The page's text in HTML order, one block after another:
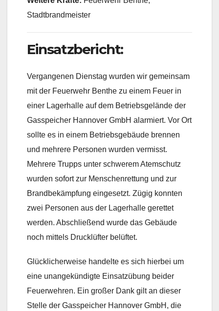
Stadtbrandmeister
Einsatzbericht:
Vergangenen Dienstag wurden wir gemeinsam
mit der Feuerwehr Benthe zu einem Feuer in
einer Lagerhalle auf dem Betriebsgelände der
Gasspeicher Hannover GmbH alarmiert. Vor Ort
sollte es in einem Betriebsgebäude brennen
und mehrere Personen wurden vermisst.
Mehrere Trupps unter schwerem Atemschutz
wurden sofort zur Menschenrettung und zur
Brandbekämpfung eingesetzt. Zügig konnten
zwei Personen aus der Lagerhalle gerettet
werden. Abschließend wurde das Gebäude
noch mittels Drucklüfter belüftet.
Glücklicherweise handelte es sich hierbei um
eine unangekündigte Einsatzübung beider
Feuerwehren. Ein großer Dank gilt an dieser
Stelle der Gasspeicher Hannover GmbH, die